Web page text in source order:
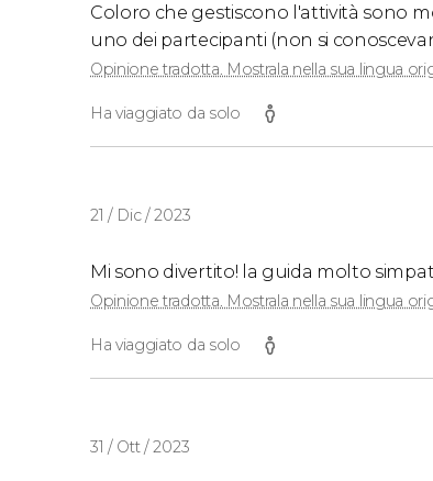
Coloro che gestiscono l'attività sono
uno dei partecipanti (non si
Opinione tradotta. Mostrala nella sua lingua
Ha viaggiato da solo
21 / Dic / 2023
Mi sono divertito! la guida molto
Opinione tradotta. Mostrala nella sua lingua
Ha viaggiato da solo
31 / Ott / 2023